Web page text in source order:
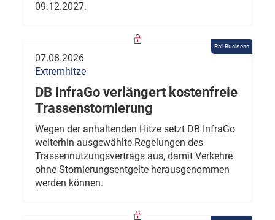
09.12.2027.
Rail Business
07.08.2026
Extremhitze
DB InfraGo verlängert kostenfreie
Trassenstornierung
Wegen der anhaltenden Hitze setzt DB InfraGo
weiterhin ausgewählte Regelungen des
Trassennutzungsvertrags aus, damit Verkehre
ohne Stornierungsentgelte herausgenommen
werden können.